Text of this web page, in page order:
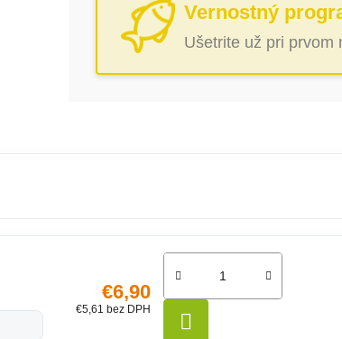
Vernostný
Ušetrite už pri prvom
€6,90
€5,61 bez DPH